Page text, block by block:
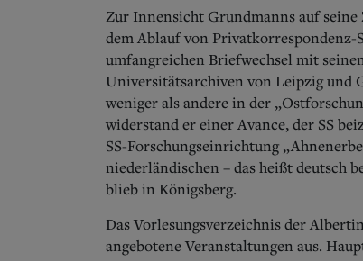
Zur Innensicht Grundmanns auf
dem Ablauf von
umfangreichen Briefwechsel mit
Universitätsarchiven von Leipzig und
weniger als andere in der
widerstand er einer Avance, der SS
SS-Forschungseinrichtung
niederländischen – das heißt deutsch
blieb in Königsberg.
Das Vorlesungsverzeichnis der
angebotene Veranstaltungen aus.